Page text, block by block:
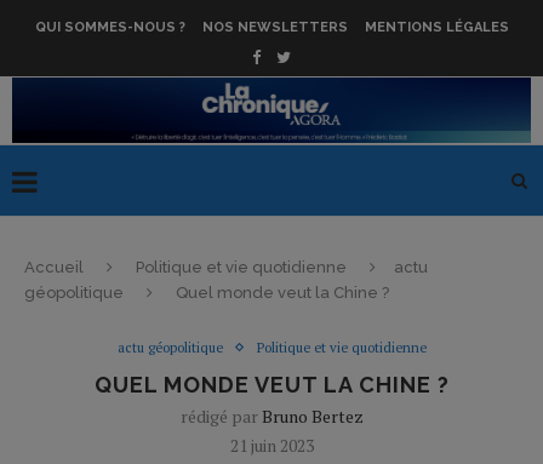
QUI SOMMES-NOUS ? NOS NEWSLETTERS MENTIONS LÉGALES
Accueil Politique et vie quotidienne
actu
géopolitique
Quel monde veut la Chine ?
actu géopolitique Politique et vie quotidienne
QUEL MONDE VEUT LA CHINE ?
rédigé par Bruno Bertez
21 juin 2023